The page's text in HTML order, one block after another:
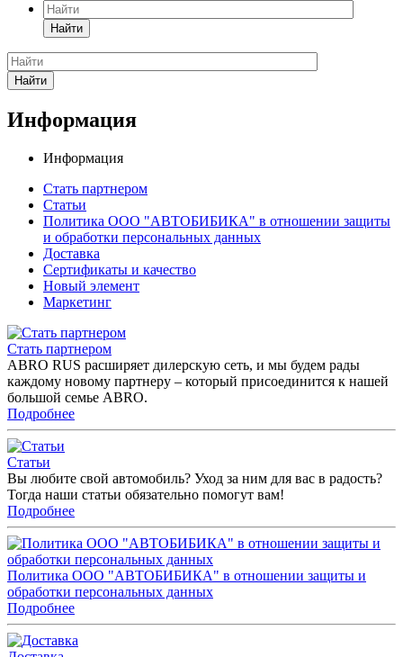
Найти
Найти
Информация
Информация
Стать партнером
Статьи
Политика ООО "АВТОБИБИКА" в отношении защиты
и обработки персональных данных
Доставка
Сертификаты и качество
Новый элемент
Маркетинг
Стать партнером
ABRO RUS расширяет дилерскую сеть, и мы будем рады
каждому новому партнеру – который присоединится к нашей
большой семье ABRO.
Подробнее
Статьи
Вы любите свой автомобиль? Уход за ним для вас в радость?
Тогда наши статьи обязательно помогут вам!
Подробнее
Политика ООО "АВТОБИБИКА" в отношении защиты и
обработки персональных данных
Подробнее